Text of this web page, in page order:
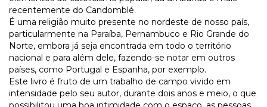
recentemente do Candomblé.
É uma religião muito presente no nordeste de nosso país,
particularmente na Paraíba, Pernambuco e Rio Grande do
Norte, embora já seja encontrada em todo o território
nacional e para além dele, fazendo-se notar em outros
países, como Portugal e Espanha, por exemplo.
Este livro é fruto de um trabalho de campo vivido em
intensidade pelo seu autor, durante dois anos e meio, o que